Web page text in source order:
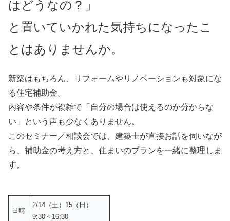
はどうなの？」
と置いていかれた気持ちになったこ
とはありませんか。
新築はもちろん、リフォームやリノベーションも対象にな
る住宅補助金。
内容や条件が複雑で「自分の場合は使えるのか分からな
い」という声も少なくありません。
このセミナー／相談会では、建築士が直接お話を伺いなが
ら、補助金の考え方と、住まいのプランを一緒に整理しま
す。
日時
2/14（土）15（日）
9:30～16:30